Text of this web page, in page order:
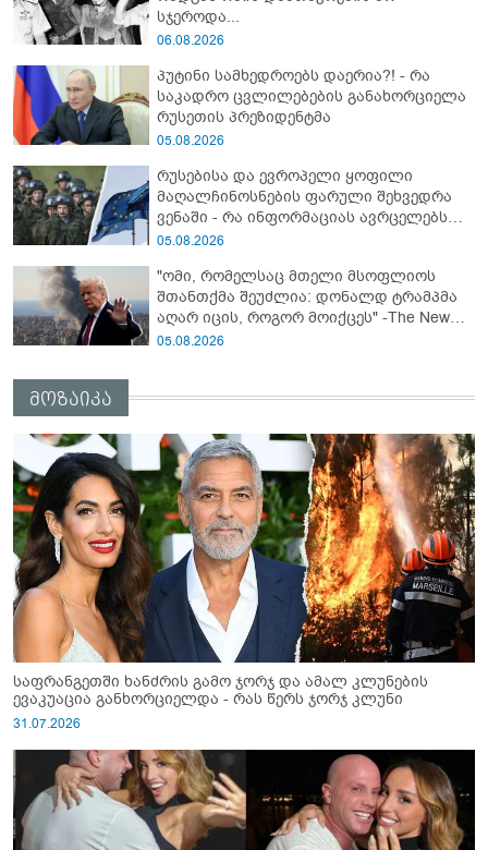
სჯეროდა...
06.08.2026
პუტინი სამხედროებს დაერია?! - რა
საკადრო ცვლილებების განახორციელა
რუსეთის პრეზიდენტმა
05.08.2026
რუსებისა და ევროპელი ყოფილი
მაღალჩინოსნების ფარული შეხვედრა
ვენაში - რა ინფორმაციას ავრცელებს
Bloomberg-ი
05.08.2026
"ომი, რომელსაც მთელი მსოფლიოს
შთანთქმა შეუძლია: დონალდ ტრამპმა
აღარ იცის, როგორ მოიქცეს" -The New
York Times
05.08.2026
მოზაიკა
საფრანგეთში ხანძრის გამო ჯორჯ და ამალ კლუნების
ევაკუაცია განხორციელდა - რას წერს ჯორჯ კლუნი
31.07.2026